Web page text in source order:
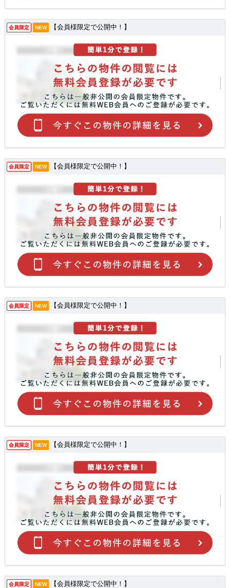
会員限定 NEW 【会員様限定で公開中！】
会員限定 NEW 【会員様限定で公開中！】
会員限定 NEW 【会員様限定で公開中！】
会員限定 NEW 【会員様限定で公開中！】
会員限定 NEW 【会員様限定で公開中！】